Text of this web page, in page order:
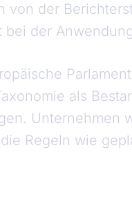
von der
der
als
Unternehmen
Regeln wie